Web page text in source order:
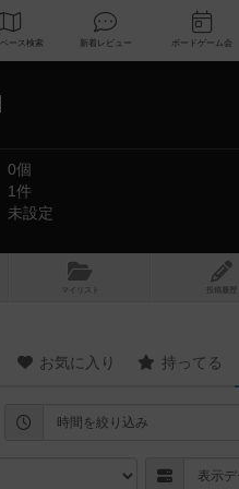
データベース 検索 新着レビュー
0個
1件
未設定
マイリスト 投稿履歴
お気に入り 持ってる